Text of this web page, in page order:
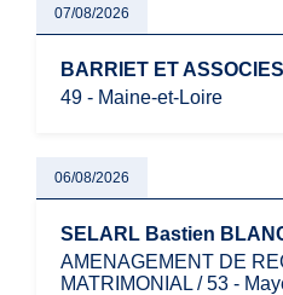
07/08/2026
BARRIET ET ASSOCIES
49 - Maine-et-Loire
06/08/2026
SELARL Bastien
AMENAGEMENT DE
MATRIMONIAL / 53 -